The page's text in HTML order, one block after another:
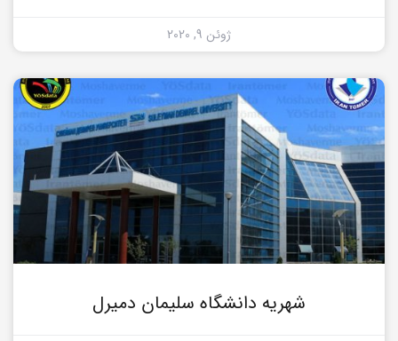
ژوئن 9, 2020
شهریه دانشگاه سلیمان دمیرل